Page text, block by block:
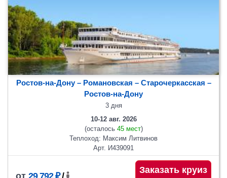
Ростов-на-Дону – Романовская – Старочеркасская –
Ростов-на-Дону
3 дня
10-12 авг. 2026
(осталось 45 мест)
Теплоход: Максим Литвинов
Арт. И439091
Заказать круиз